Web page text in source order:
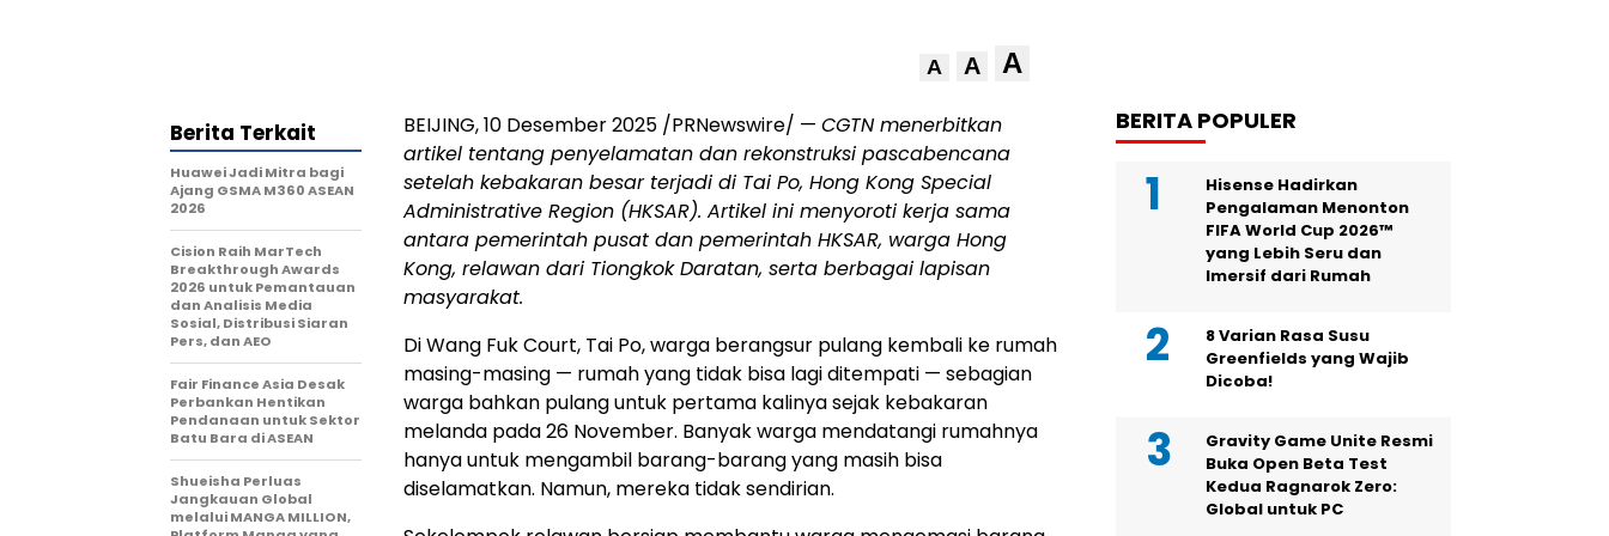
A A A
BEIJING,10 Desember 2025 /PRNewswire/ — CGTN menerbitkan
artikel tentang penyelamatan dan rekonstruksi pascabencana
setelah kebakaran besar terjadi di Tai Po, Hong Kong Special
Administrative Region (HKSAR). Artikel ini menyoroti kerja sama
antara pemerintah pusat dan pemerintah HKSAR, warga Hong
Kong, relawan dari Tiongkok Daratan, serta berbagai lapisan
masyarakat.
Di Wang Fuk Court, Tai Po, warga berangsur pulang kembali ke rumah
masing-masing — rumah yang tidak bisa lagi ditempati — sebagian
warga bahkan pulang untuk pertama kalinya sejak kebakaran
melanda pada 26 November. Banyak warga mendatangi rumahnya
hanya untuk mengambil barang-barang yang masih bisa
diselamatkan. Namun, mereka tidak sendirian.
Berita Terkait
Huawei Jadi Mitra bagi
Ajang GSMA M360 ASEAN
2026
Cision Raih MarTech
Breakthrough Awards
2026 untuk Pemantauan
dan Analisis Media
Sosial, Distribusi Siaran
Pers, dan AEO
Fair Finance Asia Desak
Perbankan Hentikan
Pendanaan untuk Sektor
Batu Bara di ASEAN
Shueisha Perluas
Jangkauan Global
melalui MANGA MILLION,
BERITA POPULER
Hisense Hadirkan
Pengalaman Menonton
FIFA World Cup 2026™
yang Lebih Seru dan
Imersif dari Rumah
8 Varian Rasa Susu
Greenfields yang Wajib
Dicoba!
Gravity Game Unite Resmi
Buka Open Beta Test
Kedua Ragnarok Zero:
Global untuk PC